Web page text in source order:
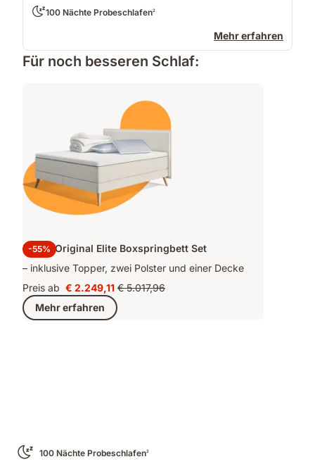
100 Nächte Probeschlafen2
Mehr erfahren
Für noch besseren Schlaf:
-55%
Emma Original Elite Boxspringbett Set
– inklusive Topper, zwei Polster und einer Decke
Preis ab Preis
€ 2.249,11
€ 2.249,11 Ursprünglicher
Preis
€ 5.017,96
Mehr erfahren
100 Nächte Probeschlafen2